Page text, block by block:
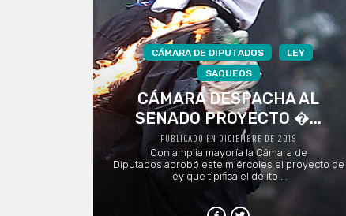
CÁMARA DE DIPUTADOS
LEY
SAQUEOS
CÁMARA DESPACHA AL
SENADO PROYECTO �...
PUBLICADO EN DICIEMBRE DE 2019
Con amplia mayoría la Cámara de
Diputados aprobó este miércoles el proyecto de
ley que tipifica el delito ...